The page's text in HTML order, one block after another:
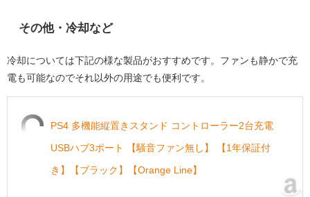
その他・冷却など
冷却については下記の様な製品がおすすめです。ファンも静かで充
電も可能なのでそれ以外の用途でも便利です。
PS4 多機能縦置きスタンド コントローラー2台充電
USBハブ3ポート 【騒音ファン無し】 【1年保証付
き】【ブラック】【Orange Line】